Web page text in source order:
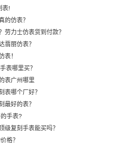
表!
的仿表？
劳力士仿表货到付款？
翡丽仿表？
表！
表哪里买？
表广州哪里
表哪个厂好？
最好的表？
手表?
级复刻手表能买吗？
格？